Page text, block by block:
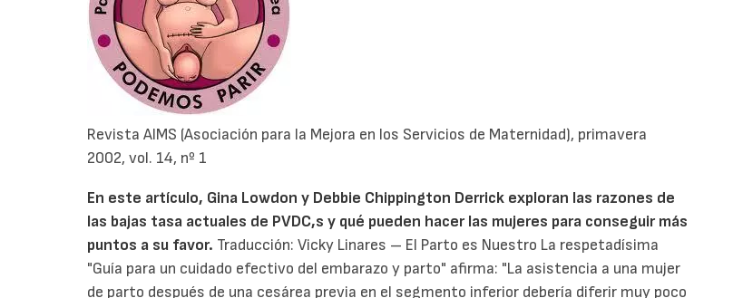
Revista AIMS (Asociación para la Mejora en los Servicios de Maternidad), primavera
2002, vol. 14, nº 1
En este artículo, Gina Lowdon y Debbie Chippington Derrick exploran las razones de
las bajas tasa actuales de PVDC,s y qué pueden hacer las mujeres para conseguir más
puntos a su favor. Traducción: Vicky Linares – El Parto es Nuestro La respetadísima
"Guía para un cuidado efectivo del embarazo y parto" afirma: "La asistencia a una mujer
de parto después de una cesárea previa en el segmento inferior debería diferir muy poco